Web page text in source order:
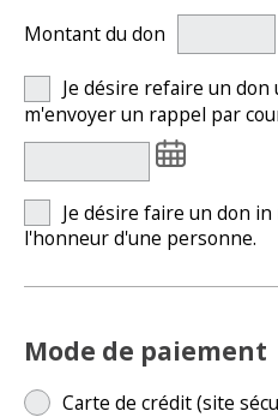
Montant du don
Je désire refaire un
m'envoyer un rappel par
Je désire faire un don
l'honneur d'une personne.
Mode de paiement
Carte de crédit (site